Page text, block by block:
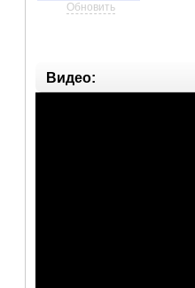
Обновить
Видео: